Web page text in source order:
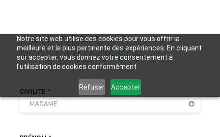
Notre site web utilise des cookies pour vous offrir la
meilleure et la plus pertinente des expériences. En cliquant
sur accepter, vous donnez votre consentement à
l'utilisation de cookies conformément
Refuser Accepter
DEMANDES
PERSONNALISÉES
VEUILLEZ LAISSER CE CHAMP VIDE.
CIVILITÉ *
MADAME